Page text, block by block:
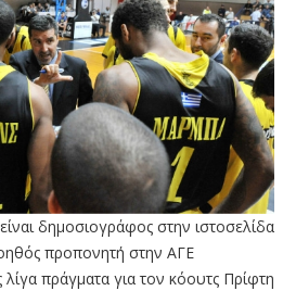
δημοσιογράφος στην ιστοσελίδα
προπονητή στην ΑΓΕ
πράγματα για τον κόουτς Πρίφτη